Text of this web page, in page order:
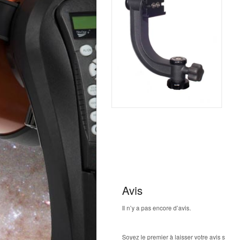
Avis
Il n’y a pas encore d’avis.
Soyez le premier à laisser votre avis